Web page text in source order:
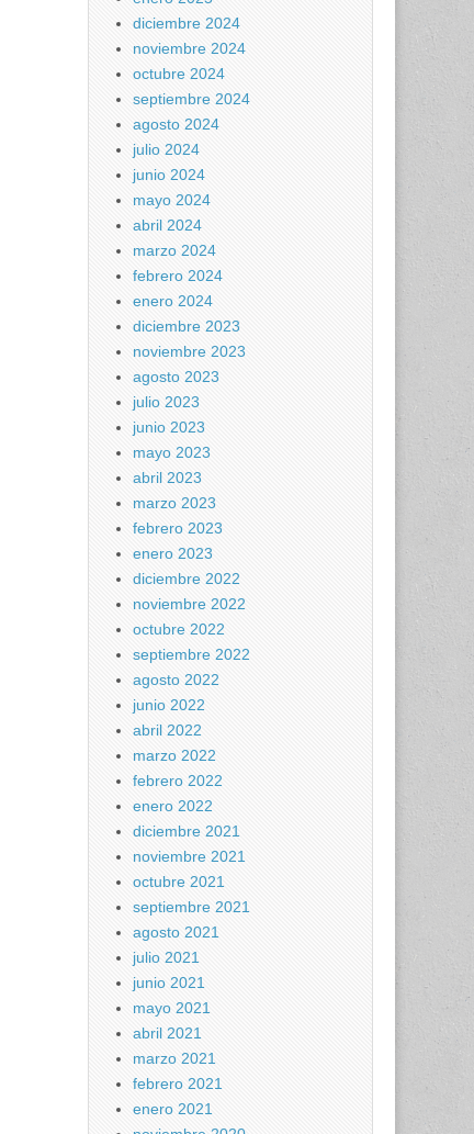
diciembre 2024
noviembre 2024
octubre 2024
septiembre 2024
agosto 2024
julio 2024
junio 2024
mayo 2024
abril 2024
marzo 2024
febrero 2024
enero 2024
diciembre 2023
noviembre 2023
agosto 2023
julio 2023
junio 2023
mayo 2023
abril 2023
marzo 2023
febrero 2023
enero 2023
diciembre 2022
noviembre 2022
octubre 2022
septiembre 2022
agosto 2022
junio 2022
abril 2022
marzo 2022
febrero 2022
enero 2022
diciembre 2021
noviembre 2021
octubre 2021
septiembre 2021
agosto 2021
julio 2021
junio 2021
mayo 2021
abril 2021
marzo 2021
febrero 2021
enero 2021